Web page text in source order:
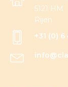
5121 HM
Rijen
+31 (0)